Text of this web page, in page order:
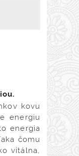
kovu
energiu
energia
čomu
vitálna,